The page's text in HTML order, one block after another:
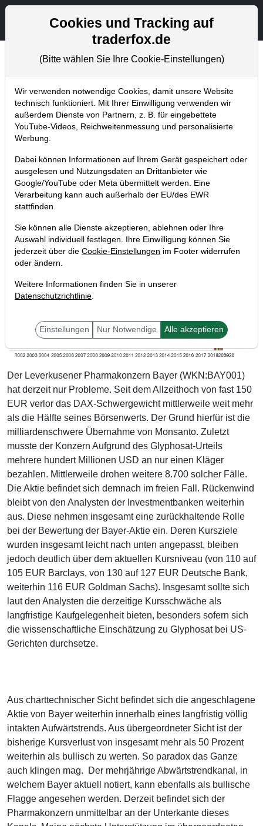
Aktien- und Artikelsuche
Chartanalysen
Home Blog Chartanalysen
Chartanalyse Bayer: Ein Fass ohne
Boden oder langfristige
Einstiegsgelegenheit?
07.09.2018 um 15:47 Uhr | P. Uhlschmied
Der Leverkusener Pharmakonzern Bayer (WKN:BAY001)
hat derzeit nur Probleme. Seit dem Allzeithoch von fast 150
EUR verlor das DAX-Schwergewicht mittlerweile weit mehr
als die Hälfte seines Börsenwerts. Der Grund hierfür ist die
milliardenschwere Übernahme von Monsanto. Zuletzt
musste der Konzern Aufgrund des Glyphosat-Urteils
mehrere hundert Millionen USD an nur einen Kläger
bezahlen. Mittlerweile drohen weitere 8.700 solcher Fälle.
Die Aktie befindet sich demnach im freien Fall. Rückenwind
bleibt von den Analysten der Investmentbanken weiterhin
aus. Diese nehmen insgesamt eine zurückhaltende Rolle
bei der Bewertung der Bayer-Aktie ein. Deren Kursziele
wurden insgesamt leicht nach unten angepasst, bleiben
jedoch deutlich über dem aktuellen Kursniveau (von 110 auf
105 EUR Barclays, von 130 auf 127 EUR Deutsche Bank,
weiterhin 116 EUR Goldman Sachs). Insgesamt sollte sich
laut den Analysten die derzeitige Kursschwäche als
langfristige Kaufgelegenheit bieten, besonders sofern sich
die wissenschaftliche Einschätzung zu Glyphosat bei US-
Gerichten durchsetze.
Aus charttechnischer Sicht befindet sich die angeschlagene
Aktie von Bayer weiterhin innerhalb eines langfristig völlig
intakten Aufwärtstrends. Aus übergeordneter Sicht ist der
bisherige Kursverlust von insgesamt mehr als 50 Prozent
weiterhin als bullisch zu werten. So paradox das Ganze
auch klingen mag. Der mehrjährige Abwärtstrendkanal, in
welchem Bayer aktuell notiert, kann ebenfalls als bullische
Flagge angesehen werden. Derzeit befindet sich der
Pharmakonzern unmittelbar an der Unterkante dieses
Cookies und Tracking auf
traderfox.de
(Bitte wählen Sie Ihre Cookie-Einstellungen)
Wir verwenden notwendige Cookies, damit unsere Website
technisch funktioniert. Mit Ihrer Einwilligung verwenden wir
außerdem Dienste von Partnern, z. B. für eingebettete
YouTube-Videos, Reichweitenmessung und personalisierte
Werbung.
Dabei können Informationen auf Ihrem Gerät gespeichert oder
ausgelesen und Nutzungsdaten an Drittanbieter wie
Google/YouTube oder Meta übermittelt werden. Eine
Verarbeitung kann auch außerhalb der EU/des EWR
stattfinden.
Sie können alle Dienste akzeptieren, ablehnen oder Ihre
Auswahl individuell festlegen. Ihre Einwilligung können Sie
jederzeit über die Cookie-Einstellungen im Footer widerrufen
oder ändern.
Weitere Informationen finden Sie in unserer
Datenschutzrichtlinie.
Einstellungen Nur Notwendige Alle akzeptieren